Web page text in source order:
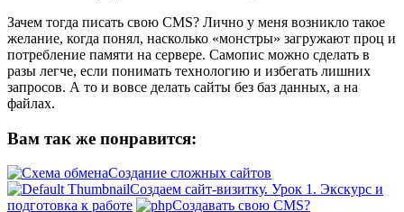
Зачем тогда писать свою CMS? Лично у меня возникло такое
желание, когда понял, насколько «монстры» загружают проц и
потребление памяти на сервере. Самопис можно сделать в
разы легче, если понимать технологию и избегать лишних
запросов. А то и вовсе делать сайты без баз данных, а на
файлах.
Вам так же понравится:
Создание сложных сайтов
Создаем сайт-визитку. Урок 1. Экскурс и
подготовка к работе
Создавать свою CMS?